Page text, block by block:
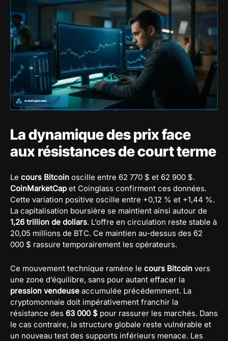
La dynamique des prix face
aux résistances de court terme
Le cours Bitcoin oscille entre 62 770 $ et 62 900 $.
CoinMarketCap et Coinglass confirment ces données.
Cette variation positive oscille entre +0,12 % et +1,44 %.
La capitalisation boursière se maintient ainsi autour de
1,26 trillion de dollars. L’offre en circulation reste stable à
20,05 millions de BTC. Ce maintien au-dessus des 62
000 $ rassure temporairement les opérateurs.
Ce mouvement technique ramène le cours Bitcoin vers
une zone d’équilibre, sans pour autant effacer la
pression vendeuse accumulée précédemment. La
cryptomonnaie doit impérativement franchir la
résistance des 63 000 $ pour rassurer les marchés. Dans
le cas contraire, la structure globale reste vulnérable et
un nouveau test des supports inférieurs menace. Les